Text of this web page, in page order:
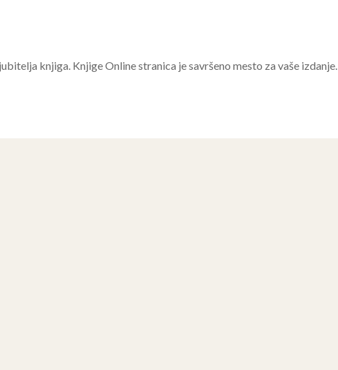
knjiga. Knjige Online stranica je savršeno mesto za vaše izdanje.